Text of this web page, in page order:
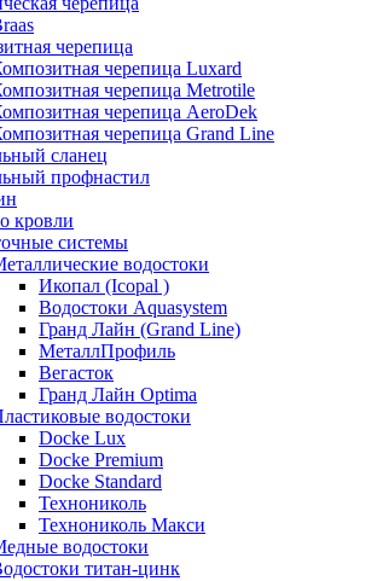
черепица
черепица Luxard
черепица Metrotile
черепица AeroDek
черепица Grand Line
сланец
профнастил
кровли
системы
водостоки
Икопал (Icopal )
Водостоки Aquasystem
Гранд Лайн (Grand Line)
МеталлПрофиль
Вегасток
Гранд Лайн Optima
водостоки
Docke Lux
Docke Premium
Docke Standard
Технониколь
Технониколь Макси
водостоки
титан-цинк